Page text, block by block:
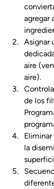
agregar
Asignar
aire
aire).
de los
la